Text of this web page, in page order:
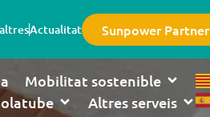
Actualitat Sunpower Partner
Mobilitat sostenible
Altres serveis